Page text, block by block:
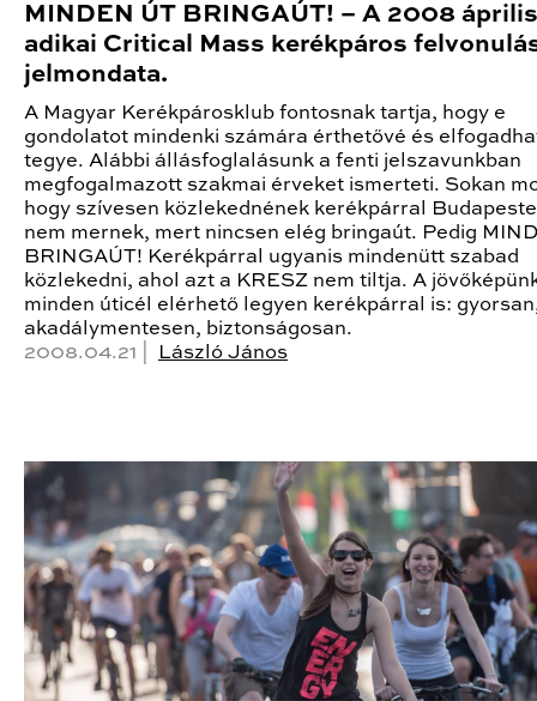
MINDEN ÚT BRINGAÚT! – A 2008
adikai Critical Mass kerékpáros
jelmondata.
A Magyar Kerékpárosklub fontosnak tartja, hogy e
gondolatot mindenki számára érthetővé és
tegye. Alábbi állásfoglalásunk a fenti jelszavunkban
megfogalmazott szakmai érveket ismerteti. Sokan
hogy szívesen közlekednének kerékpárral
nem mernek, mert nincsen elég bringaút. Pedig
BRINGAÚT! Kerékpárral ugyanis mindenütt szabad
közlekedni, ahol azt a KRESZ nem tiltja. A
minden úticél elérhető legyen kerékpárral is:
akadálymentesen, biztonságosan.
2008.04.21 |
László János